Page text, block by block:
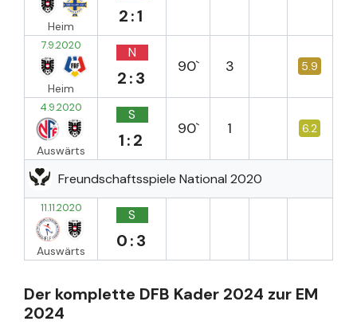
Heim 2:1
7.9.2020
Heim
N
2:3
90` 3 5.9
4.9.2020
Auswärts
S
1:2
90` 1 6.2
Freundschaftsspiele National 2020
11.11.2020
Auswärts
S
0:3
Der komplette DFB Kader 2024 zur EM
2024